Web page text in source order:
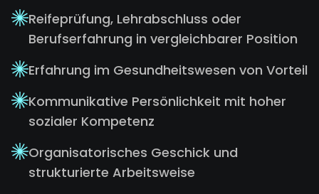
Reifeprüfung, Lehrabschluss oder
Berufserfahrung in vergleichbarer Position
Erfahrung im Gesundheitswesen von Vorteil
Kommunikative Persönlichkeit mit hoher
sozialer Kompetenz
Organisatorisches Geschick und
strukturierte Arbeitsweise